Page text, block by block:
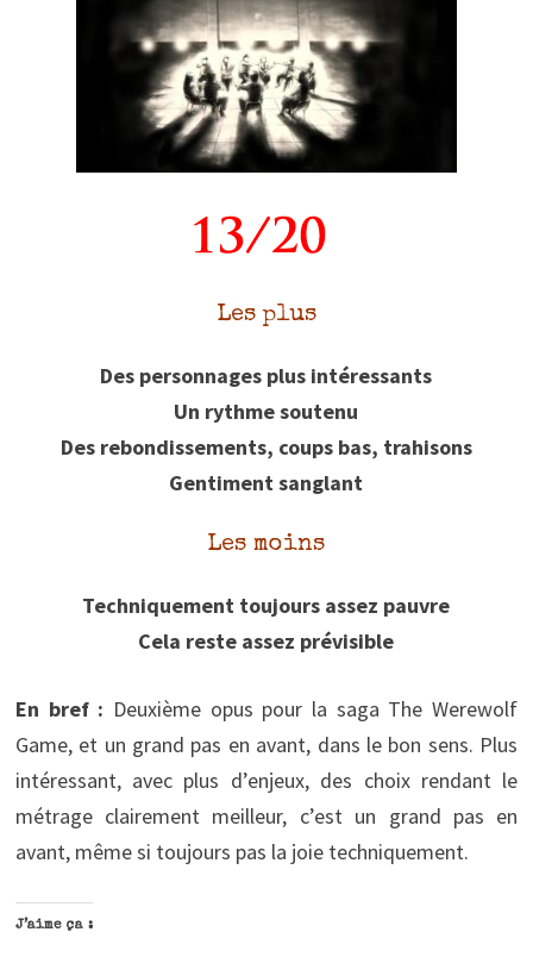
Les plus
Des personnages plus intéressants
Un rythme soutenu
Des rebondissements, coups bas, trahisons
Gentiment sanglant
Les moins
Techniquement toujours assez pauvre
Cela reste assez prévisible
En bref : Deuxième opus pour la saga The Werewolf
Game, et un grand pas en avant, dans le bon sens. Plus
intéressant, avec plus d’enjeux, des choix rendant le
métrage clairement meilleur, c’est un grand pas en
avant, même si toujours pas la joie techniquement.
J’aime ça :